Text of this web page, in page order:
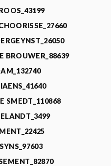
BROUWER_88639
SMEDT_110868